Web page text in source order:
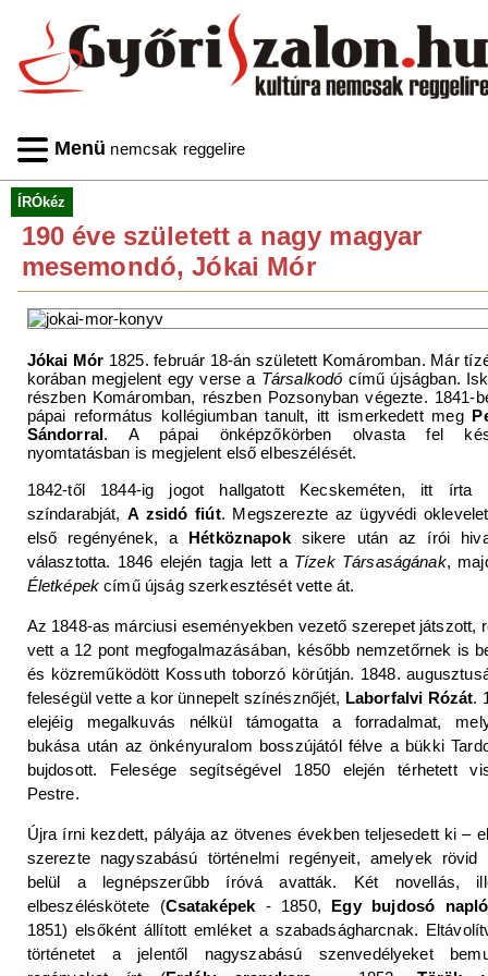
Menü nemcsak reggelire
ÍRÓkéz
190 éve született a nagy magyar
mesemondó, Jókai Mór
Jókai Mór 1825. február 18-án született Komáromban. Már
korában megjelent egy verse a Társalkodó című újságban.
részben Komáromban, részben Pozsonyban végezte. 1841-
pápai református kollégiumban tanult, itt ismerkedett meg
Sándorral. A pápai önképzőkörben olvasta fel
nyomtatásban is megjelent első elbeszélését.
1842-től 1844-ig jogot hallgatott Kecskeméten, itt írta
színdarabját,A zsidó fiút. Megszerezte az ügyvédi
első regényének, a Hétköznapoksikere után az írói
választotta. 1846 elején tagja lett a Tízek Társaságának,
Életképek című újság szerkesztését vette át.
Az 1848-as márciusi eseményekben vezető szerepet játszott,
vett a 12 pont megfogalmazásában, később nemzetőrnek is
és közreműködött Kossuth toborzó körútján. 1848.
feleségül vette a kor ünnepelt színésznőjét, Laborfalvi Rózát.
elejéig megalkuvás nélkül támogatta a forradalmat,
bukása után az önkényuralom bosszújától félve a bükki
bujdosott. Felesége segítségével 1850 elején térhetett
Pestre.
Újra írni kezdett, pályája az ötvenes években teljesedett ki –
szerezte nagyszabású történelmi regényeit, amelyek rövid
belül a legnépszerűbb íróvá avatták. Két novellás,
elbeszéléskötete (Csataképek - 1850, Egy bujdosó
1851) elsőként állított emléket a szabadságharcnak.
történetet a jelentől nagyszabású szenvedélyeket